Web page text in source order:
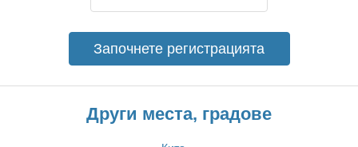
Започнете регистрацията
Други места, градове